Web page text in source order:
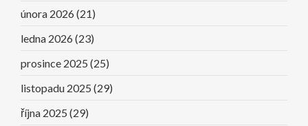
února 2026 (21)
ledna 2026 (23)
prosince 2025 (25)
listopadu 2025 (29)
října 2025 (29)